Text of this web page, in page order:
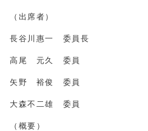
（出席者）
長谷川惠一 委員長
高尾 元久 委員
矢野 裕俊 委員
大森不二雄 委員
（概要）